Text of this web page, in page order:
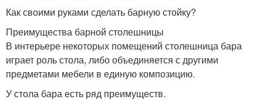
Как своими руками сделать барную стойку?
Преимущества барной столешницы
В интерьере некоторых помещений столешница бара
играет роль стола, либо объединяется с другими
предметами мебели в единую композицию.
У стола бара есть ряд преимуществ.